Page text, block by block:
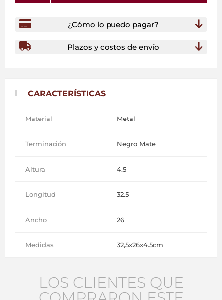
¿Cómo lo puedo pagar?
Plazos y costos de envío
CARACTERÍSTICAS
Material Metal
Terminación Negro Mate
Altura 4.5
Longitud 32.5
Ancho 26
Medidas 32,5x26x4.5cm
LOS CLIENTES QUE